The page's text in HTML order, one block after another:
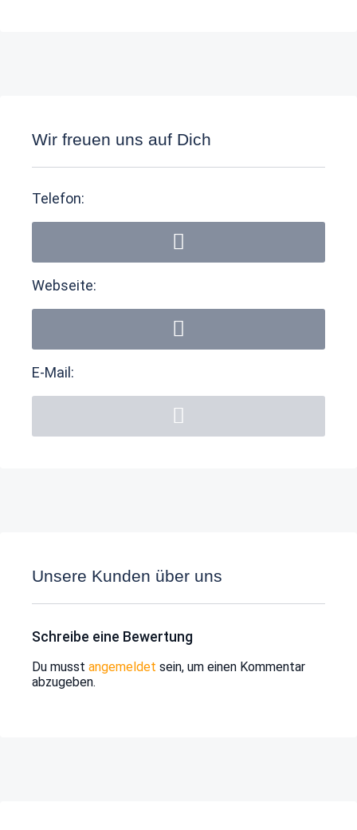
Wir freuen uns auf Dich
Telefon:
Webseite:
E-Mail:
Unsere Kunden über uns
Schreibe eine Bewertung
Du musst angemeldet sein, um einen Kommentar
abzugeben.